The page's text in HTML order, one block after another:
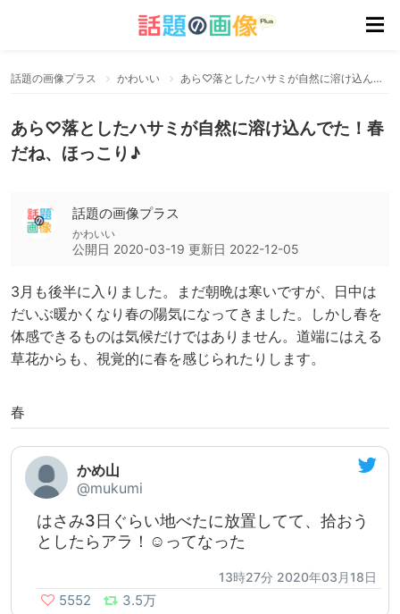
話題の画像プラス かわいい あら♡落としたハサミが自然に溶け込んでた！春だね、ほっこり♪
あら♡落としたハサミが自然に溶け込んでた！春
だね、ほっこり♪
話題の画像プラス
かわいい
公開日 2020-03-19 更新日 2022-12-05
3月も後半に入りました。まだ朝晩は寒いですが、日中は
だいぶ暖かくなり春の陽気になってきました。しかし春を
体感できるものは気候だけではありません。道端にはえる
草花からも、視覚的に春を感じられたりします。
春
かめ山
@mukumi
はさみ3日ぐらい地べたに放置してて、拾おう
としたらアラ！☺️ってなった
13時27分 2020年03月18日
5552 3.5万